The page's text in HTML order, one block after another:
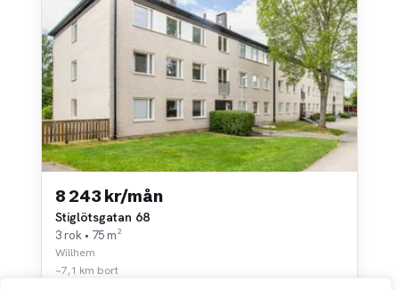
8 243 kr/mån
Stiglötsgatan 68
3 rok • 75 m²
Willhem
~7,1 km bort